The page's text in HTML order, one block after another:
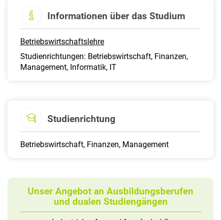
Informationen über das Studium
Betriebswirtschaftslehre
Studienrichtungen: Betriebswirtschaft, Finanzen,
Management, Informatik, IT
Studienrichtung
Betriebswirtschaft, Finanzen, Management
Unser Angebot an Ausbildungsberufen
und dualen Studiengängen